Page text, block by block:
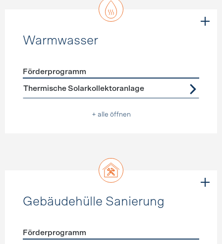
Warmwasser
Förderprogramme Warmwasser
Förderprogramm
Thermische Solarkollektoranlage
+ alle öffnen
Gebäudehülle Sanierung
Förderprogramm